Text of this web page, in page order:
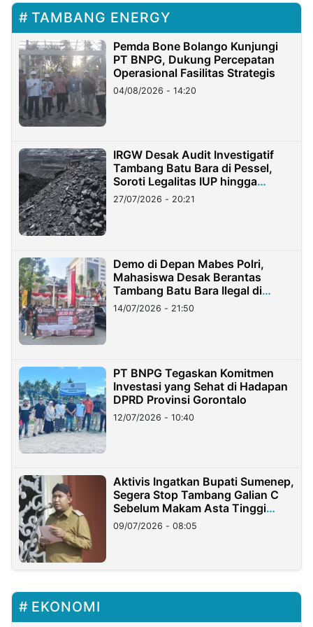
TAMBANG ENERGY
Pemda Bone Bolango Kunjungi
PT BNPG, Dukung Percepatan
Operasional Fasilitas Strategis
04/08/2026 - 14:20
IRGW Desak Audit Investigatif
Tambang Batu Bara di Pessel,
Soroti Legalitas IUP hingga
Stockpile
27/07/2026 - 20:21
Demo di Depan Mabes Polri,
Mahasiswa Desak Berantas
Tambang Batu Bara Ilegal di
Lampung
14/07/2026 - 21:50
PT BNPG Tegaskan Komitmen
Investasi yang Sehat di Hadapan
DPRD Provinsi Gorontalo
12/07/2026 - 10:40
Aktivis Ingatkan Bupati Sumenep,
Segera Stop Tambang Galian C
Sebelum Makam Asta Tinggi
Longsor
09/07/2026 - 08:05
EKONOMI